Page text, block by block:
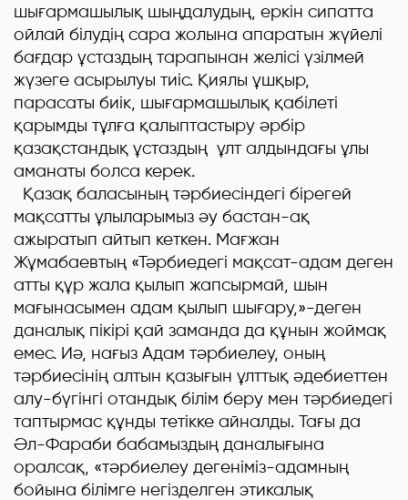
шығармашылық шыңдалудың, еркін сипатта
ойлай білудің сара жолына апаратын жүйелі
бағдар ұстаздың тарапынан желісі үзілмей
жүзеге асырылуы тиіс. Қиялы ұшқыр,
парасаты биік, шығармашылық қабілеті
қарымды тұлға қалыптастыру әрбір
қазақстандық ұстаздың ұлт алдындағы ұлы
аманаты болса керек.
Қазақ баласының тәрбиесіндегі бірегей
мақсатты ұлыларымыз әу бастан-ақ
ажыратып айтып кеткен. Мағжан
Жұмабаевтың «Тәрбиедегі мақсат-адам деген
атты құр жала қылып жапсырмай, шын
мағынасымен адам қылып шығару,»-деген
даналық пікірі қай заманда да құнын жоймақ
емес. Иә, нағыз Адам тәрбиелеу, оның
тәрбиесінің алтын қазығын ұлттық әдебиеттен
алу-бүгінгі отандық білім беру мен тәрбиедегі
таптырмас құнды тетікке айналды. Тағы да
Әл-Фараби бабамыздың даналығына
оралсақ, «тәрбиелеу дегеніміз-адамның
бойына білімге негізделген этикалық